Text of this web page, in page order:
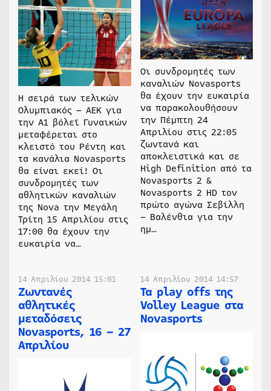
H σειρά των τελικών
Ολυμπιακός – ΑΕΚ για
την Α1 βόλεϊ Γυναικών
μεταφέρεται στο
κλειστό του Ρέντη και
τα κανάλια Novasports
θα είναι εκεί! Οι
συνδρομητές των
αθλητικών καναλιών
της Nova την Μεγάλη
Τρίτη 15 Απριλίου στις
17:00 θα έχουν την
ευκαιρία να…
Οι συνδρομητές των
καναλιών Novasports
θα έχουν την ευκαιρία
να παρακολουθήσουν
την Πέμπτη 24
Απριλίου στις 22:05
ζωντανά και
αποκλειστικά και σε
High Definition από τα
Novasports 2 &
Novasports 2 HD τον
πρώτο αγώνα Σεβίλλη
– Βαλένθια για την
ημ…
14 Απριλίου 2014 15:01
Ζωντανές
αθλητικές
μεταδόσεις
Novasports, 16 – 27
Απριλίου
14 Απριλίου 2014 14:57
Τα play offs της
Volley League στα
Novasports